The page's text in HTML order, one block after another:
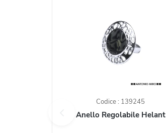
Codice : 139245
Anello Regolabile Helant